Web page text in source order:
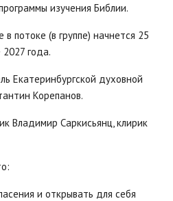
изучения Библии.
потоке (в группе) начнется 25
года.
Екатеринбургской духовной
Корепанов.
Владимир Саркисьянц, клирик
и открывать для себя